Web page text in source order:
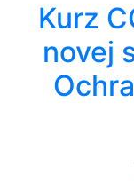
Kurz
novej